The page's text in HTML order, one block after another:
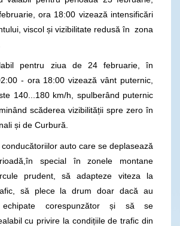
ora 18:00 vizează intensificări
viscol și vizibilitate redusă în zona
pentru ziua de 24 februarie, în
- ora 18:00 vizează vânt puternic,
140...180 km/h, spulberând puternic
scăderea vizibilității spre zero în
și de Curbură.
auto care se deplasează
special în zonele montane
prudent, să adapteze viteza la
să plece la drum doar dacă au
echipate corespunzător și să se
cu privire la condițiile de trafic din